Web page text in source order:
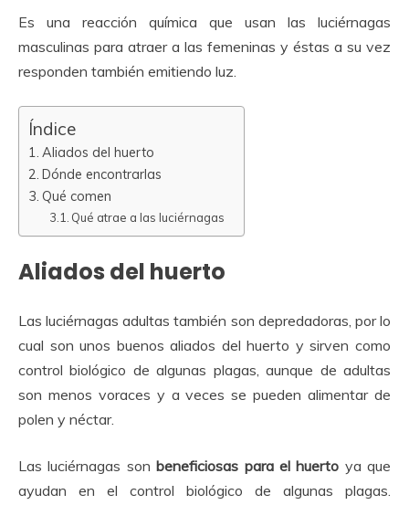
Es una reacción química que usan las luciérnagas
masculinas para atraer a las femeninas y éstas a su vez
responden también emitiendo luz.
Índice
Aliados del huerto
Dónde encontrarlas
Qué comen
Qué atrae a las luciérnagas
Aliados del huerto
Las luciérnagas adultas también son depredadoras, por lo
cual son unos buenos aliados del huerto y sirven como
control biológico de algunas plagas, aunque de adultas
son menos voraces y a veces se pueden alimentar de
polen y néctar.
Las luciérnagas sonbeneficiosas para el huerto ya que
ayudan en el control biológico de algunas plagas.